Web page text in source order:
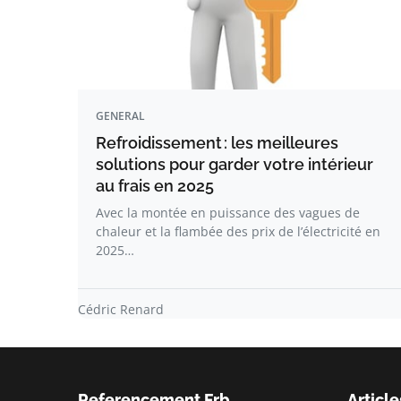
GENERAL
Refroidissement : les meilleures
solutions pour garder votre intérieur
au frais en 2025
Avec la montée en puissance des vagues de
chaleur et la flambée des prix de l’électricité en
2025…
Cédric Renard